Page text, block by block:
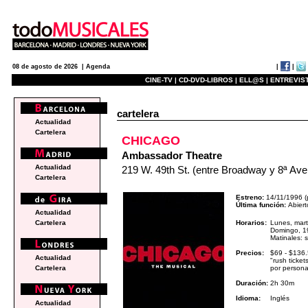
08 de agosto de 2026 | Agenda
CINE-TV | CD-DVD-LIBROS | ELL@S |
cartelera
CHICAGO
Ambassador Theatre
219 W. 49th St. (entre Broadway y 8ª
Estreno: 14/11/1996
Última función:
Horarios: Lunes,
Domingo,
Matinales:
Precios:
$69 -
"rush
por
Duración: 2h 30m
Idioma:
Inglés
Actualidad
Cartelera
Actualidad
Cartelera
Actualidad
Cartelera
Actualidad
Cartelera
Actualidad